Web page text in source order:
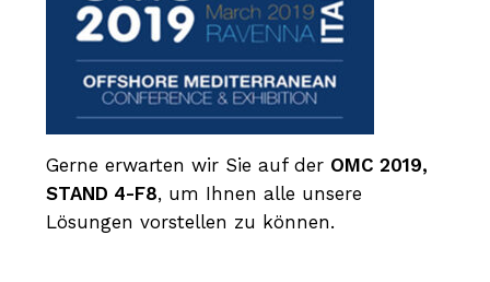
Gerne erwarten wir Sie auf der OMC 2019,
STAND 4-F8, um Ihnen alle unsere
Lösungen vorstellen zu können.